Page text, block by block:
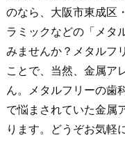
のなら、大阪市東成区
ラミックなどの「メタ
みませんか？メタルフ
ことで、当然、金属ア
ん。メタルフリーの歯
で悩まされていた金属
ります。どうぞお気軽